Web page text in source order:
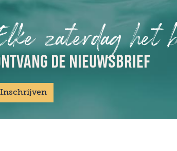
zaterdag het
DE NIEUWSBRIEF
Inschrijven